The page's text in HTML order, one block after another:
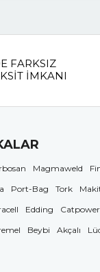
FARKSIZ
İMKANI
Magmaweld
Port-Bag Tork
Edding Catpower
Beybi Akçalı